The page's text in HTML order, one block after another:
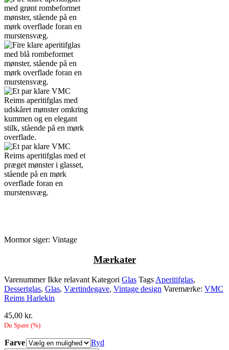
Mormor siger: Vintage
Mærkater
VarenummerIkke relavant Kategori Glas Tags Aperitifglas,
Dessertglas, Glas, Værtindegave, Vintage design Varemærke: VMC
Reims Harlekin
45,00 kr.
Du Spare (%)
Farve
Ryd